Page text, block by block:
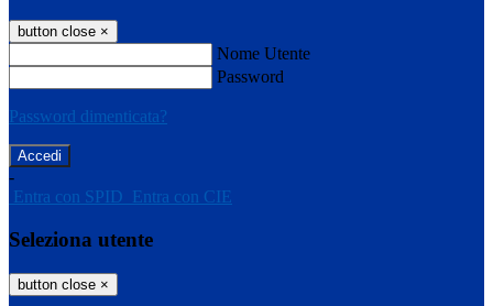
button close ×
Nome Utente
Password
Password dimenticata?
-
Entra con SPID Entra con CIE
Seleziona utente
button close ×